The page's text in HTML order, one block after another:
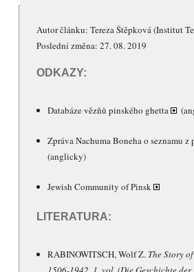
Autor článku:Tereza Štěpková(Institut
Poslední změna: 27. 08. 2019
ODKAZY:
Databáze vězňů pinského ghetta
Zpráva Nachuma Boneha o seznamu z
(anglicky)
Jewish Community of Pinsk
LITERATURA:
RABINOWITSCH, Wolf Z. The Story